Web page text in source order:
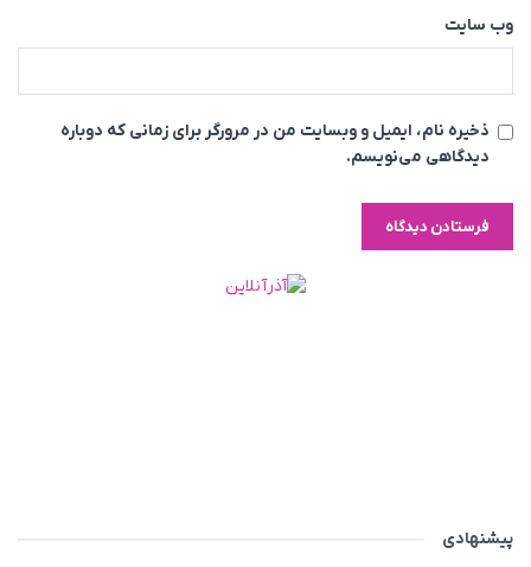
وب‌ سایت
ذخیره نام، ایمیل و وبسایت من در مرورگر برای زمانی که دوباره
دیدگاهی می‌نویسم.
پیشنهادی